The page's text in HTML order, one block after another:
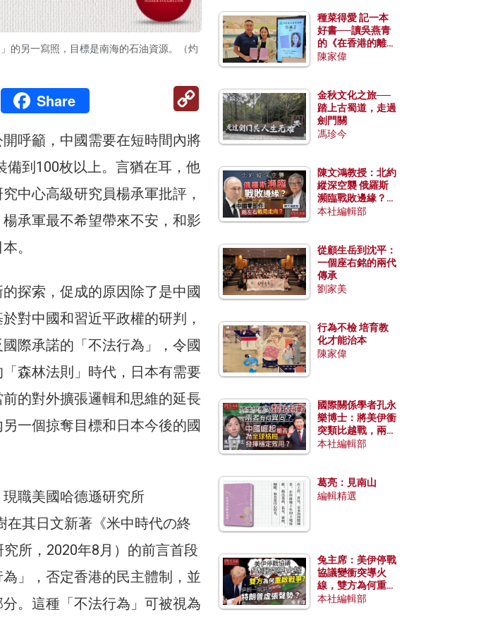
的另一寫照，目標是南海的石油資源。（灼
PrintFriendly
Share
Copy
呼籲，中國需要在短時間內將
備到100枚以上。言猶在耳，他
中心高級研究員楊承軍批評，
承軍最不希望帶來不安，和影
。
探索，促成的原因除了是中國
對中國和習近平政權的研判，
際承諾的「不法行為」，令國
森林法則」時代，日本有需要
的對外擴張邏輯和思維的延長
一個掠奪目標和日本今後的國
職美國哈德遜研究所
在其日文新著《米中時代の終
所，2020年8月）的前言首段
」，否定香港的民主體制，並
。這種「不法行為」可被視為
種菜得愛 記一本
好書──讀吳燕青
的《在香港的離島
種菜》
陳家偉
金秋文化之旅──
踏上古蜀道，走過
劍門關
馮珍今
陳文鴻教授：北約
縱深空襲 俄羅斯
瀕臨戰敗邊緣？中
國零部件能左右戰
本社編輯部
從顧生岳到沈平：
一個座右銘的兩代
傳承
劉家美
行為不檢 培育教
化才能治本
陳家偉
國際關係學者孔永
樂博士：將美伊衝
突類比越戰，兩者
有何異同？中國崛
本社編輯部
葛亮：見南山
編輯精選
兔主席：美伊停戰
協議變衝突導火
線，雙方為何重啟
戰爭？伊朗一早洞
本社編輯部